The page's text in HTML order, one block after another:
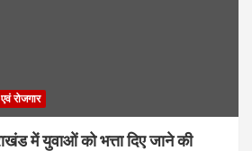
एवं रोजगार
में युवाओं को भत्ता दिए जाने की